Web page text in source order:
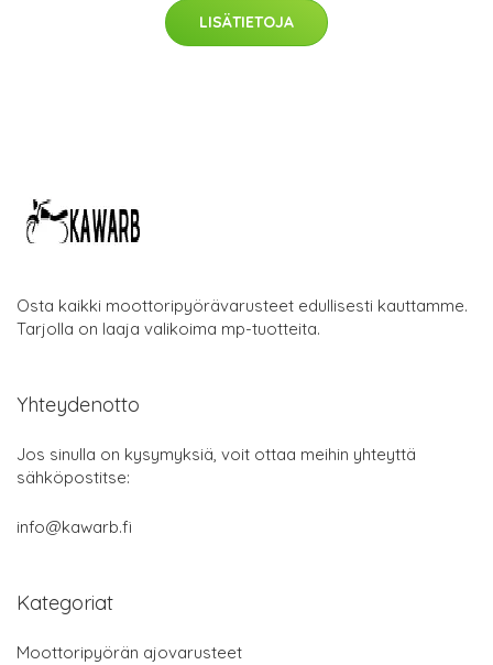
LISÄTIETOJA
Osta kaikki moottoripyörävarusteet edullisesti kauttamme.
Tarjolla on laaja valikoima mp-tuotteita.
Yhteydenotto
Jos sinulla on kysymyksiä, voit ottaa meihin yhteyttä
sähköpostitse:
info@kawarb.fi
Kategoriat
Moottoripyörän ajovarusteet